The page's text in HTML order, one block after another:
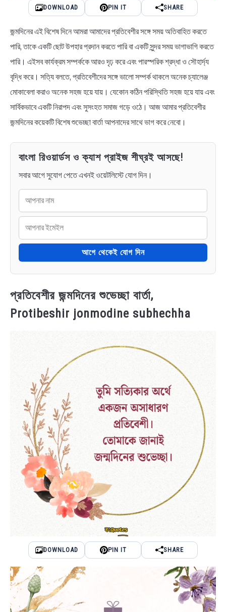
DOWNLOAD PIN IT SHARE
জন্মদিনের এই বিশেষ দিনে আমরা আমাদের প্রতিবেশীর সঙ্গে সময় অতিবাহিত করতে
পারি, তাকে একটি ছোট উপহার প্রদান করতে পারি বা একটি সুন্দর সময় ভাগাভাগি করতে
পারি। এইসব কার্যক্রম সম্পর্ককে আরও দৃঢ় করে এবং পারস্পরিক শ্রদ্ধা ও সৌহার্দ্য
বৃদ্ধি করে। সত্যি বলতে, প্রতিবেশীদের সঙ্গে ভালো সম্পর্ক থাকলে অনেক চ্যালেঞ্জ
মোকাবেলা করাও অনেক সহজ হয়ে যায়। যেকোন কঠিন পরিস্থিতি সহজ হয়ে যায় এবং
সার্বিকভাবে একটি নিরাপদ এবং সুসংহত সমাজ গড়ে ওঠে। আজ আমার প্রতিবেশীর
জন্মদিনের কয়েকটি বিশেষ শুভেচ্ছা বার্তা আপনাদের সাথে ভাগ করে নেবো।
বাংলা রিওয়ার্ডস ও ক্যাশ প্রাইজ শীঘ্রই আসছে!
সবার আগে সুযোগ পেতে এখনই ওয়েটলিস্টে যোগ দিন।
আগে থেকেই যোগ দিন
প্রতিবেশীর জন্মদিনের শুভেচ্ছা বার্তা,
Protibeshir jonmodine subhechha
DOWNLOAD PIN IT SHARE